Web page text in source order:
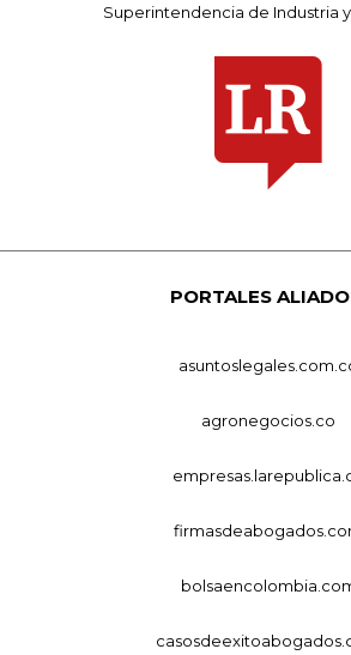
Superintendencia de Industria
PORTALES
agronegocios.co